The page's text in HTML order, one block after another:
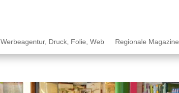
Werbeagentur, Druck, Folie, Web Regionale Magazine